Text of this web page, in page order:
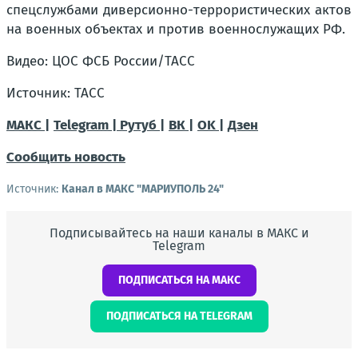
спецслужбами диверсионно-террористических актов
на военных объектах и против военнослужащих РФ.
Видео: ЦОС ФСБ России/ТАСС
Источник: ТАСС
МАКС |
Telegram | Рутуб | ВК | OK |
Дзен
Сообщить новость
Источник: Канал в МАКС "МАРИУПОЛЬ 24"
Подписывайтесь на наши каналы в МАКС и
Telegram
ПОДПИСАТЬСЯ НА МАКС
ПОДПИСАТЬСЯ НА TELEGRAM